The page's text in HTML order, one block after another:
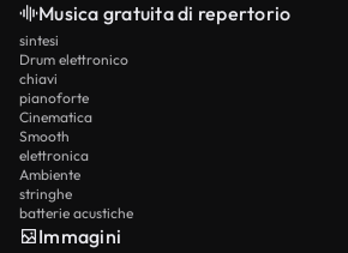
Musica gratuita di repertorio
sintesi
Drum elettronico
chiavi
pianoforte
Cinematica
Smooth
elettronica
Ambiente
stringhe
batterie acustiche
Immagini